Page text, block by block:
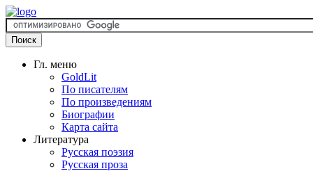
Гл. меню
GoldLit
По писателям
По произведениям
Биографии
Карта сайта
Литература
Русская поэзия
Русская проза